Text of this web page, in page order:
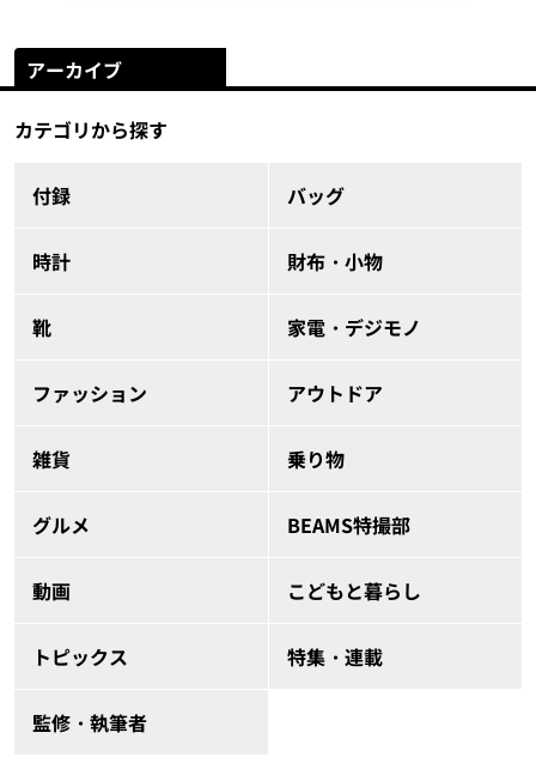
アーカイブ
カテゴリから探す
付録 バッグ
時計 財布・小物
靴 家電・デジモノ
ファッション アウトドア
雑貨 乗り物
グルメ BEAMS特撮部
動画 こどもと暮らし
トピックス 特集・連載
監修・執筆者